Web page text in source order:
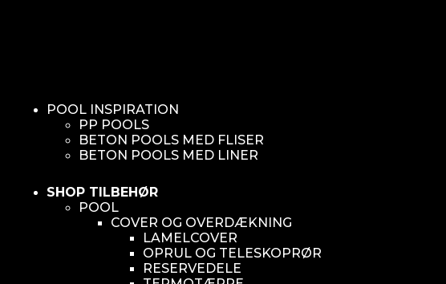
POOL INSPIRATION
PP POOLS
BETON POOLS MED FLISER
BETON POOLS MED LINER
SHOP TILBEHØR
POOL
COVER OG OVERDÆKNING
LAMELCOVER
OPRUL OG TELESKOPRØR
RESERVEDELE